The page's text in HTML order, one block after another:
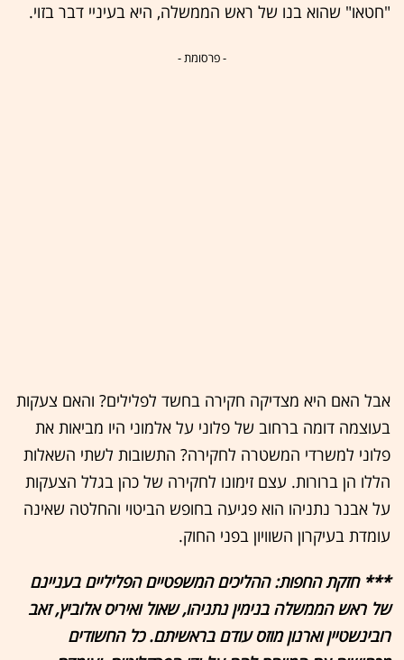
"חטאו" שהוא בנו של ראש הממשלה, היא בעיניי דבר בזוי.
- פרסומת -
אבל האם היא מצדיקה חקירה בחשד לפלילים? והאם צעקות
בעוצמה דומה ברחוב של פלוני על אלמוני היו מביאות את
פלוני למשרדי המשטרה לחקירה? התשובות לשתי השאלות
הללו הן ברורות. עצם זימונו לחקירה של כהן בגלל הצעקות
על אבנר נתניהו הוא פגיעה בחופש הביטוי והחלטה שאינה
עומדת בעיקרון השוויון בפני החוק.
*** חזקת החפות: ההליכים המשפטיים הפליליים בעניינם
של ראש הממשלה בנימין נתניהו, שאול ואיריס אלוביץ, זאב
רובינשטיין וארנון מוזס עודם בראשיתם. כל החשודים